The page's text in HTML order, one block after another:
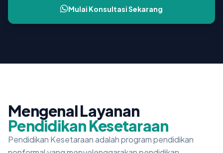
Mulai Konsultasi Sekarang
Mengenal Layanan
Pendidikan Kesetaraan
Pendidikan Kesetaraan adalah program pendidikan